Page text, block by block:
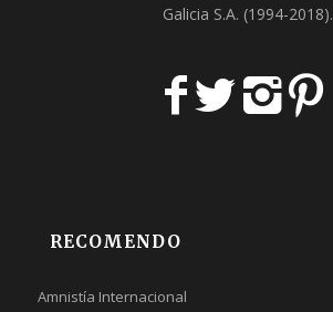
Galicia S.A. (1994-2018).
RECOMENDO
Amnistía Internacional